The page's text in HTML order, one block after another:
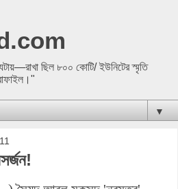
ছিল ৮০০ কোটি/ ইউনিটের স্মৃতি
▼